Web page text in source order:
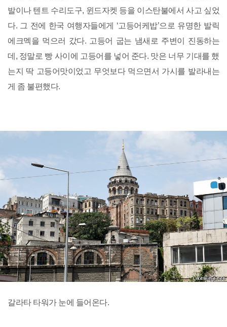
발이나 텐트 수리도구, 윈드자켓 등을 이스탄불에서 사고 싶었
다. 그 전에 한국 여행자들에게 ‘고등어케밥’으로 유명한 발릭
에크멕을 먹으러 갔다. 고등어 굽는 냄새로 주변이 진동하는
데, 정말로 빵 사이에 고등어를 넣어 준다. 맛은 너무 기대를 했
는지 딱 고등어맛이었고 무엇보다 먹으면서 가시를 발라내는
게 좀 불편했다.
갈라타 타워가 눈에 들어온다.